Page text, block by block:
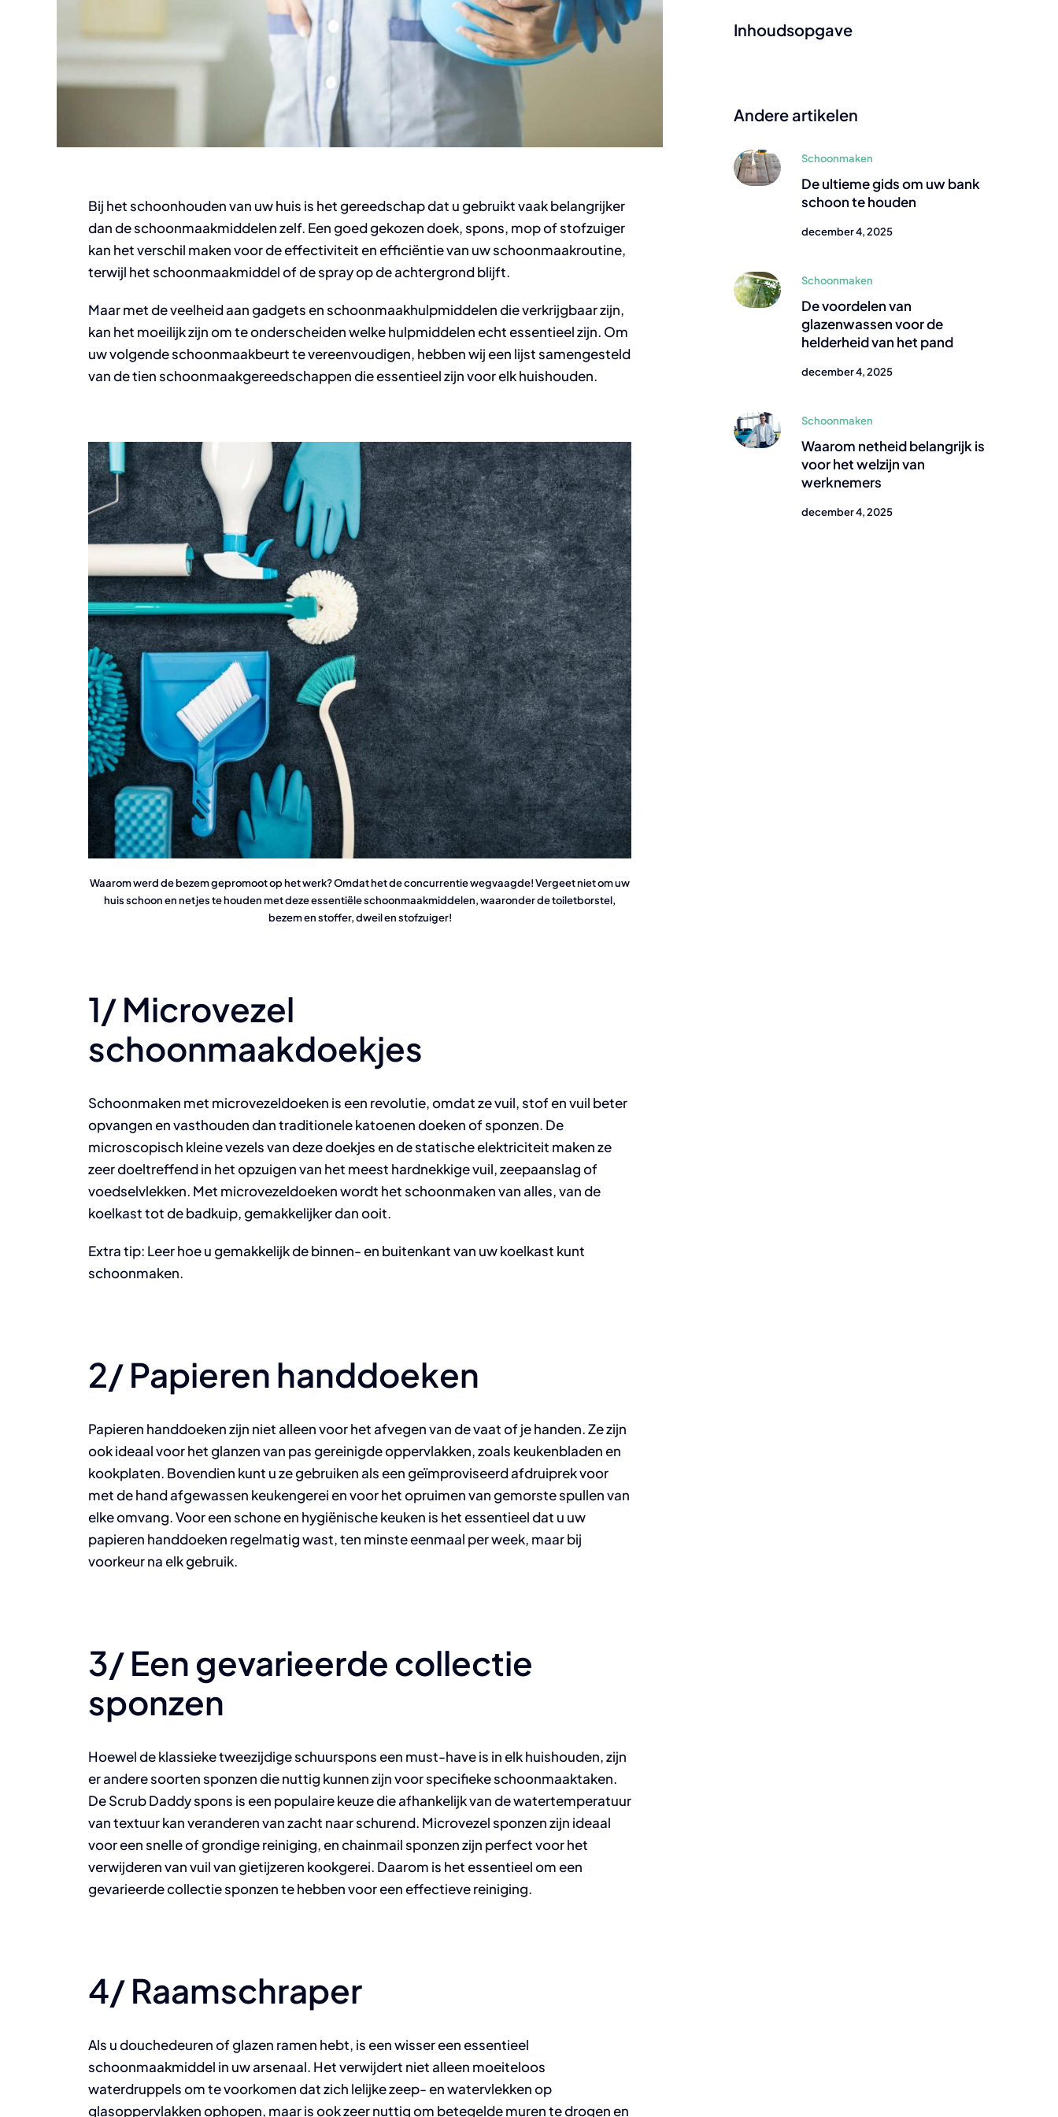
Bij het schoonhouden van uw huis is het gereedschap dat u gebruikt vaak belangrijker
dan de schoonmaakmiddelen zelf. Een goed gekozen doek, spons, mop of stofzuiger
kan het verschil maken voor de effectiviteit en efficiëntie van uw schoonmaakroutine,
terwijl het schoonmaakmiddel of de spray op de achtergrond blijft.
Maar met de veelheid aan gadgets en schoonmaakhulpmiddelen die verkrijgbaar zijn,
kan het moeilijk zijn om te onderscheiden welke hulpmiddelen echt essentieel zijn. Om
uw volgende schoonmaakbeurt te vereenvoudigen, hebben wij een lijst samengesteld
van de tien schoonmaakgereedschappen die essentieel zijn voor elk huishouden.
Waarom werd de bezem gepromoot op het werk? Omdat het de concurrentie wegvaagde! Vergeet niet om uw
huis schoon en netjes te houden met deze essentiële schoonmaakmiddelen, waaronder de toiletborstel,
bezem en stoffer, dweil en stofzuiger!
1/ Microvezel
schoonmaakdoekjes
Schoonmaken met microvezeldoeken is een revolutie, omdat ze vuil, stof en vuil beter
opvangen en vasthouden dan traditionele katoenen doeken of sponzen. De
microscopisch kleine vezels van deze doekjes en de statische elektriciteit maken ze
zeer doeltreffend in het opzuigen van het meest hardnekkige vuil, zeepaanslag of
voedselvlekken. Met microvezeldoeken wordt het schoonmaken van alles, van de
koelkast tot de badkuip, gemakkelijker dan ooit.
Extra tip: Leer hoe u gemakkelijk de binnen- en buitenkant van uw koelkast kunt
schoonmaken.
2/ Papieren handdoeken
Papieren handdoeken zijn niet alleen voor het afvegen van de vaat of je handen. Ze zijn
ook ideaal voor het glanzen van pas gereinigde oppervlakken, zoals keukenbladen en
kookplaten. Bovendien kunt u ze gebruiken als een geïmproviseerd afdruiprek voor
met de hand afgewassen keukengerei en voor het opruimen van gemorste spullen van
elke omvang. Voor een schone en hygiënische keuken is het essentieel dat u uw
papieren handdoeken regelmatig wast, ten minste eenmaal per week, maar bij
voorkeur na elk gebruik.
3/ Een gevarieerde collectie
sponzen
Hoewel de klassieke tweezijdige schuurspons een must-have is in elk huishouden, zijn
er andere soorten sponzen die nuttig kunnen zijn voor specifieke schoonmaaktaken.
De Scrub Daddy spons is een populaire keuze die afhankelijk van de watertemperatuur
van textuur kan veranderen van zacht naar schurend. Microvezel sponzen zijn ideaal
voor een snelle of grondige reiniging, en chainmail sponzen zijn perfect voor het
verwijderen van vuil van gietijzeren kookgerei. Daarom is het essentieel om een
gevarieerde collectie sponzen te hebben voor een effectieve reiniging.
4/ Raamschraper
Als u douchedeuren of glazen ramen hebt, is een wisser een essentieel
schoonmaakmiddel in uw arsenaal. Het verwijdert niet alleen moeiteloos
waterdruppels om te voorkomen dat zich lelijke zeep- en watervlekken op
glasoppervlakken ophopen, maar is ook zeer nuttig om betegelde muren te drogen en
Inhoudsopgave
Andere artikelen
Schoonmaken
De ultieme gids om uw bank
schoon te houden
december 4, 2025
Schoonmaken
De voordelen van
glazenwassen voor de
helderheid van het pand
december 4, 2025
Schoonmaken
Waarom netheid belangrijk is
voor het welzijn van
werknemers
december 4, 2025